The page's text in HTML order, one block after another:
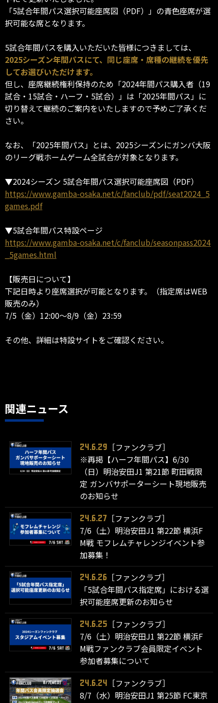
「5試合年間パス選択可能座席図（PDF）」の青色座席が選
択可能な席となります。
5試合年間パスを購入いただいた皆様につきましては、
2025シーズン年間パスにて、同じ座席・席種の継続を優先
してお選びいただけます。
但し、座席継続権利保持のため「2024年間パス購入者（19
試合・15試合・ハーフ・5試合）」は「2025年間パス」に
切り替えて継続のご案内をいたしますので予めご了承くだ
さい。
なお、「2025年間パス」とは、2025シーズンにガンバ大阪
のリーグ戦ホームゲーム全試合が対象となります。
▼2024シーズン 5試合年間パス選択可能座席図（PDF）
https://www.gamba-osaka.net/c/fanclub/pdf/seat2024_5
games.pdf
▼5試合年間パス特設ページ
https://www.gamba-osaka.net/c/fanclub/seasonpass2024
_5games.html
【販売日について】
下記日時より座席選択が可能となります。（指定席はWEB
販売のみ）
7/5（金）12:00～8/9（金）23:59
その他、詳細は特設サイトをご確認ください。
関連ニュース
24.6.29
［ファンクラブ］
※再掲【ハーフ年間パス】6/30
（日）明治安田J1 第21節 町田戦限
定 ガンバサポーターシート現地販売
のお知らせ
24.6.27
［ファンクラブ］
7/6（土）明治安田J1 第22節 横浜F
M戦 モフレムチャレンジイベント参
加募集！
24.6.26
［ファンクラブ］
「5試合年間パス指定席」における選
択可能座席更新のお知らせ
24.6.25
［ファンクラブ］
7/6（土）明治安田J1 第22節 横浜F
M戦ファンクラブ会員限定イベント
参加者募集について
24.6.24
［ファンクラブ］
8/7（水）明治安田J1 第25節 FC東京